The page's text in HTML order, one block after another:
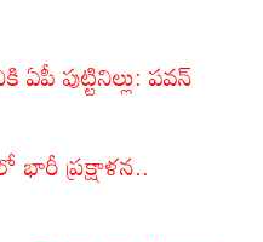
పుట్టినిల్లు: పవన్
భారీ ప్రక్షాళన..